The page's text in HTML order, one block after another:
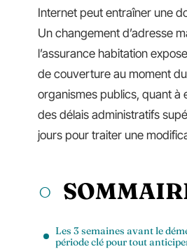
Internet peut entraîner une
Un changement d’adresse
l’assurance habitation
de couverture au moment
organismes publics, quant à
des délais administratifs
jours pour traiter une
Les 3 semaines avant le
période clé pour tout